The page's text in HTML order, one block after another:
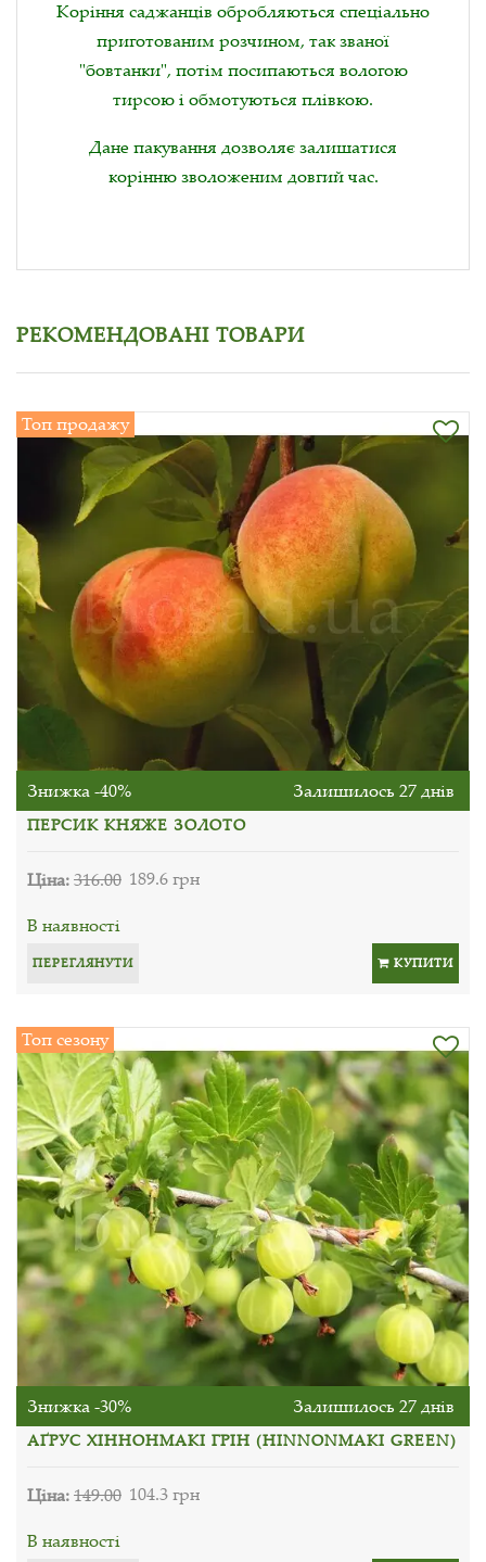
Коріння саджанців обробляються спеціально
приготованим розчином, так званої
"бовтанки", потім посипаються вологою
тирсою і обмотуються плівкою.
Дане пакування дозволяє залишатися
корінню зволоженим довгий час.
РЕКОМЕНДОВАНІ ТОВАРИ
Топ продажу
Знижка -40% Залишилось 27 днів
ПЕРСИК КНЯЖЕ ЗОЛОТО
Ціна:316.00 189.6 грн
В наявності
ПЕРЕГЛЯНУТИ КУПИТИ
Топ сезону
Знижка -30% Залишилось 27 днів
АҐРУС ХІННОНМАКІ ГРІН (HINNONMAKI GREEN)
Ціна:149.00 104.3 грн
В наявності